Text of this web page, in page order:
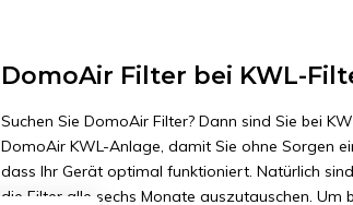
DomoAir Filter bei KWL-
Suchen Sie DomoAir Filter? Dann sind Sie bei
DomoAir KWL-Anlage, damit Sie ohne Sorgen
dass Ihr Gerät optimal funktioniert. Natürlich
die Filter alle sechs Monate auszutauschen.